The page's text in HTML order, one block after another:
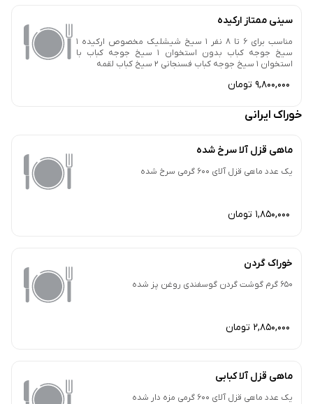
سینی ممتاز ارکیده
مناسب برای 6 تا 8 نفر 1 سیخ شیشلیک مخصوص ارکیده 1
سیخ جوجه کباب بدون استخوان 1 سیخ جوجه کباب با
استخوان 1 سیخ جوجه کباب فسنجانی 2 سیخ کباب لقمه
9,800,000 تومان
خوراک ایرانی
ماهی قزل آلا سرخ شده
یک عدد ماهی قزل آلای 600 گرمی سرخ شده
1,850,000 تومان
خوراک گردن
650 گرم گوشت گردن گوسفندی روغن پز شده
2,850,000 تومان
ماهی قزل آلا کبابی
یک عدد ماهی قزل آلای 600 گرمی مزه دار شده